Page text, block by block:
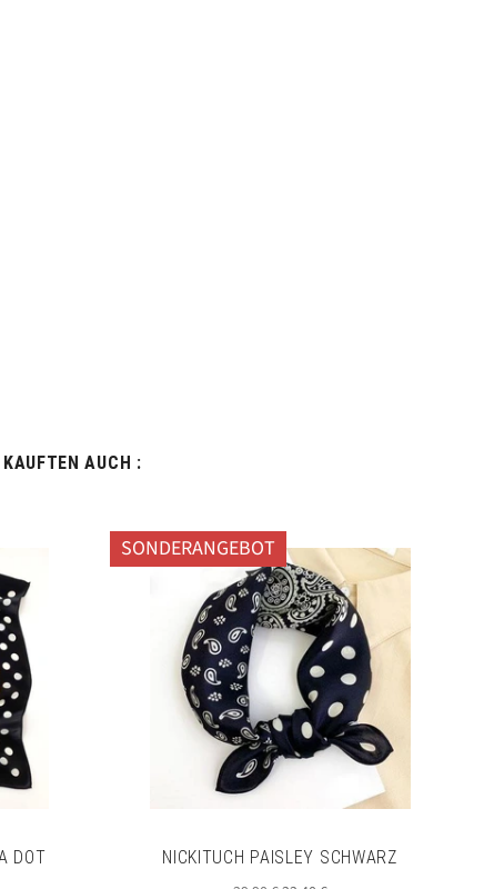
AUCH :
DOT NICKITUCH PAISLEY SCHWARZ
SONDERANGEBOT